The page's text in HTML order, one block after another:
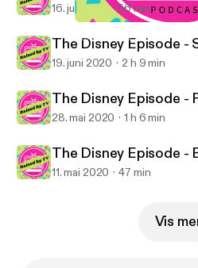
Raised By TV Podcast
16. juli 2020 56 min
The Disney Episode -
19. juni 2020 2 h 9 min
The Disney Episode -
28. mai 2020 1 h 6 min
The Disney Episode -
11. mai 2020 47 min
Vis